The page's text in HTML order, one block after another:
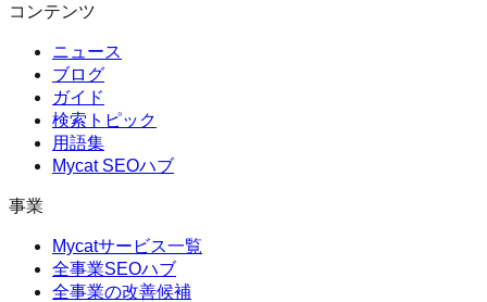
コンテンツ
ニュース
ブログ
ガイド
検索トピック
用語集
Mycat SEOハブ
事業
Mycatサービス一覧
全事業SEOハブ
全事業の改善候補